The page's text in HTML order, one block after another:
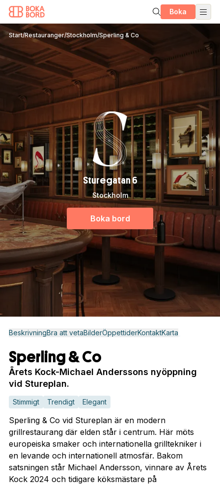
Boka
Start/Restauranger/Stockholm/Sperling & Co
Sturegatan 6
Stockholm
Boka bord
BeskrivningBra att vetaBilderÖppettiderKontaktKarta
Sperling & Co
Årets Kock-Michael Anderssons nyöppning
vid Stureplan.
Stimmigt Trendigt Elegant
Sperling & Co vid Stureplan är en modern
grillrestaurang där elden står i centrum. Här möts
europeiska smaker och internationella grilltekniker i
en levande och internationell atmosfär. Bakom
satsningen står Michael Andersson, vinnare av Årets
Kock 2024 och tidigare köksmästare på